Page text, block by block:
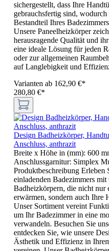
sichergestellt, dass Ihre
gebrauchsfertig sind,
Bestandteil Ihres
Unsere Paneelheizkörper
herausragende Qualität und
eine ideale Lösung für jeden
oder zur allgemeinen
auf Langlebigkeit und
Varianten ab 162,90 €*
280,80 €*
Design Badheizkörper,
Anschluss, anthrazit
Breite x Höhe in (mm): 600
Anschlussgarnitur: Simplex
Produktbeschreibung Erleben
einladenden Badezimmers
Badheizkörpern, die nicht nur
erwärmen, sondern auch Ihre
Unser Sortiment vereint
um Ihr Badezimmer in eine
verwandeln. Besuchen Sie
entdecken Sie, wie unsere
Ästhetik und Effizienz in